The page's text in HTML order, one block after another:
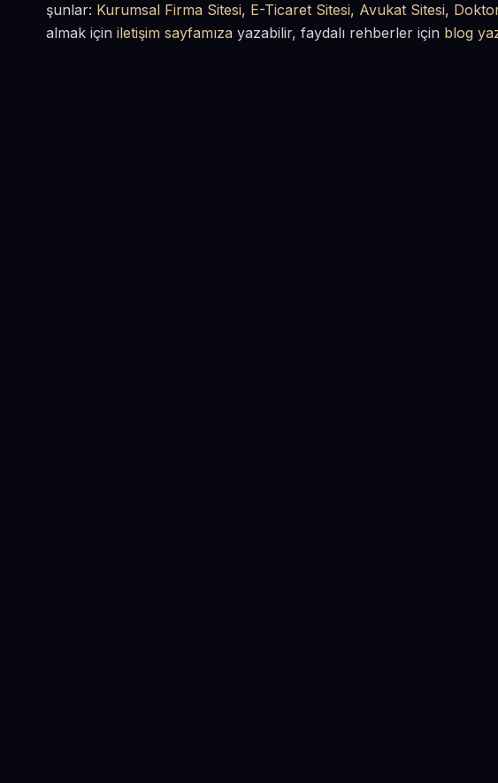
şunlar: Kurumsal Firma Sitesi, E-Ticaret Sitesi, Avukat Sitesi,
almak için iletişim sayfamıza yazabilir, faydalı rehberler için blog